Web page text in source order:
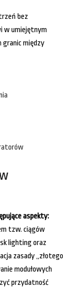
bez
w umiejętnym
granic między
aspekty:
tzw. ciągów
lighting oraz
zasady „złotego
modułowych
przydatność